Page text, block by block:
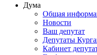
Дума
Общая
Новости
Ваш депутат
Депутаты
Кабинет